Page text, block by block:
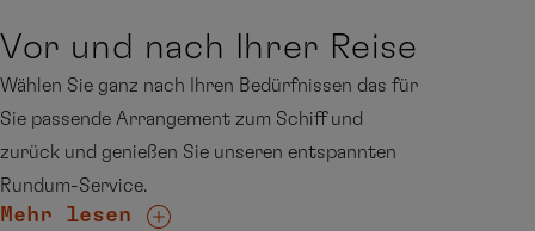
Vor und nach Ihrer Reise
Wählen Sie ganz nach Ihren Bedürfnissen das für
Sie passende Arrangement zum Schiff und
zurück und genießen Sie unseren entspannten
Rundum-Service.
Mehr lesen